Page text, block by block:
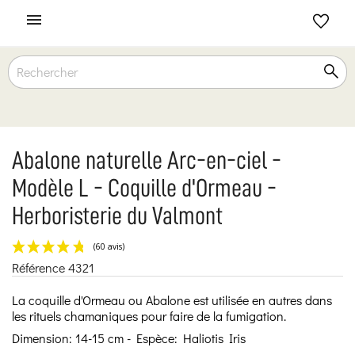

Abalone naturelle Arc-en-ciel -
Modèle L - Coquille d'Ormeau -
Herboristerie du Valmont
Référence4321
La coquille d'Ormeau ou Abalone est utilisée en autres dans
les rituels chamaniques pour faire de la fumigation.
Dimension: 14-15 cm - Espèce: Haliotis Iris